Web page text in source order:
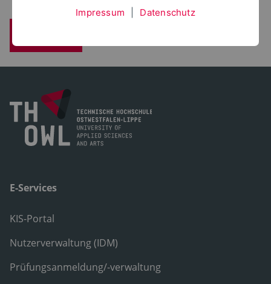
E-Services
KIS-Portal
Nutzerverwaltung (IDM)
Prüfungsanmeldung/-verwaltung
Impressum Datenschutz